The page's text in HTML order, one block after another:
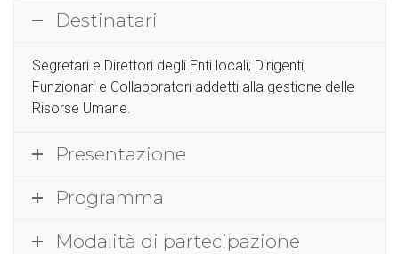
Destinatari
Segretari e Direttori degli Enti locali; Dirigenti,
Funzionari e Collaboratori addetti alla gestione delle
Risorse Umane.
Presentazione
Programma
Modalità di partecipazione